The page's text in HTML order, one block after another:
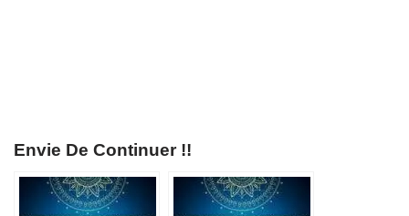
Envie De Continuer !!